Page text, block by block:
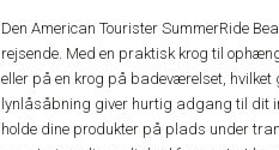
Den American Tourister SummerRide
rejsende. Med en praktisk krog til
eller på en krog på badeværelset, hvilket
lynlåsåbning giver hurtig adgang til dit
holde dine produkter på plads under